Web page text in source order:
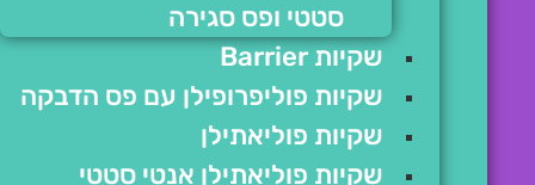
סטטי ופס סגירה
שקיות Barrier
שקיות פוליפרופילן עם פס הדבקה
שקיות פוליאתילן
שקיות פוליאתילן אנטי סטטי